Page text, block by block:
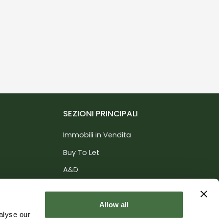
our
Allow all
SEZIONI PRINCIPALI
Immobili in Vendita
Buy To Let
A&D
Informazioni